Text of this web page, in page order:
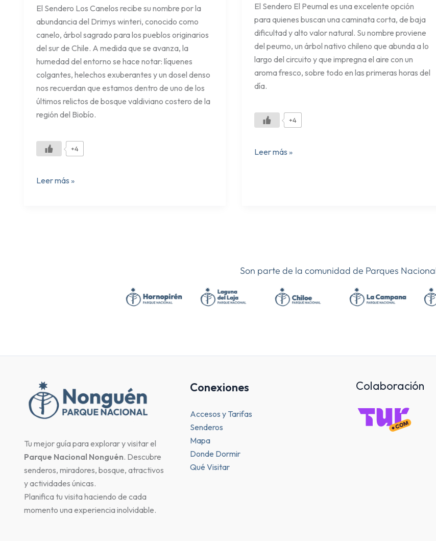
El Sendero Los Canelos recibe su nombre por la
abundancia del Drimys winteri, conocido como
canelo, árbol sagrado para los pueblos originarios
del sur de Chile. A medida que se avanza, la
humedad del entorno se hace notar: líquenes
colgantes, helechos exuberantes y un dosel denso
nos recuerdan que estamos dentro de uno de los
últimos relictos de bosque valdiviano costero de la
región del Biobío.
+4
Leer más »
El Sendero El Peumal es una excelente opción
para quienes buscan una caminata corta, de baja
dificultad y alto valor natural. Su nombre proviene
del peumo, un árbol nativo chileno que abunda a lo
largo del circuito y que impregna el aire con un
aroma fresco, sobre todo en las primeras horas del
día.
+4
Leer más »
Tu mejor guía para explorar y visitar el
Parque Nacional Nonguén. Descubre
senderos, miradores, bosque, atractivos
y actividades únicas.
Planifica tu visita haciendo de cada
momento una experiencia inolvidable.
Conexiones
Accesos y Tarifas
Senderos
Mapa
Donde Dormir
Qué Visitar
Colaboración